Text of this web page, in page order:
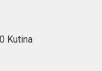
Kutina